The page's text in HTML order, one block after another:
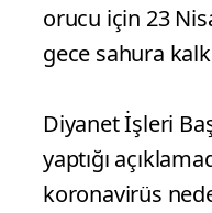
orucu için 23
gece sahura
Diyanet İşleri
yaptığı
koronavirüs